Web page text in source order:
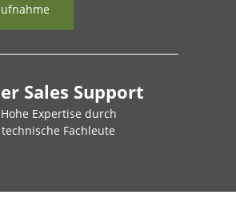
Sales Support
Hohe Expertise durch
technische Fachleute